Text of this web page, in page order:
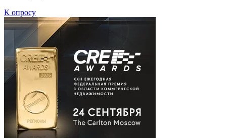
К опросу